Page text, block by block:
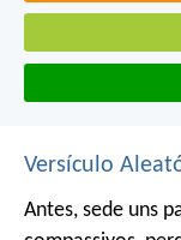
Versículo
Antes, sede uns